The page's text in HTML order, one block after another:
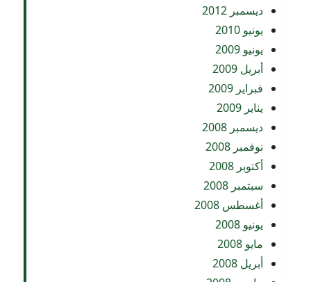
ديسمبر 2012
يونيو 2010
يونيو 2009
أبريل 2009
فبراير 2009
يناير 2009
ديسمبر 2008
نوفمبر 2008
أكتوبر 2008
سبتمبر 2008
أغسطس 2008
يونيو 2008
مايو 2008
أبريل 2008